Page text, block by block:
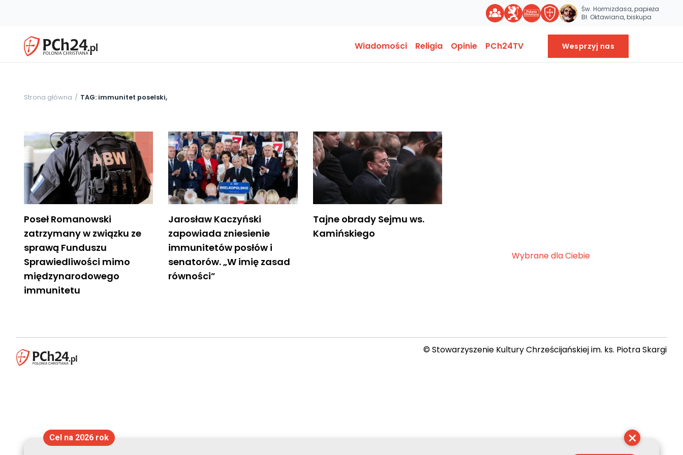
Św. Hormizdasa, papieża
Bł. Oktawiana, biskupa
Wiadomości Religia Opinie PCh24TV Wesprzyj nas
Strona główna TAG: immunitet poselski,
Poseł Romanowski
zatrzymany w związku ze
sprawą Funduszu
Sprawiedliwości mimo
międzynarodowego
immunitetu
Jarosław Kaczyński
zapowiada zniesienie
immunitetów posłów i
senatorów. „W imię zasad
równości”
Tajne obrady Sejmu ws.
Kamińskiego
Wybrane dla Ciebie
© Stowarzyszenie Kultury Chrześcijańskiej im. ks. Piotra Skargi
×
Cel na 2026 rok